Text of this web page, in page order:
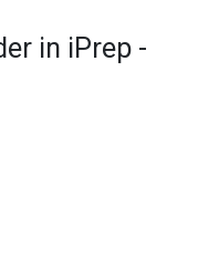
in iPrep -